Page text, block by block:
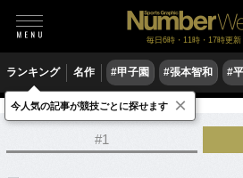
毎日6時・11時・17時更新
ランキング 名作 #甲子園 #張本智和 #
他競技
#1
今人気の記事が競技ごとに探せます ×